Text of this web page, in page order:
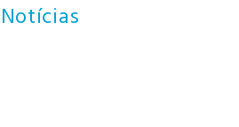
Notícias